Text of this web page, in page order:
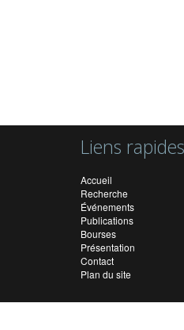
Liens rapides
Accueil
Recherche
Événements
Publications
Bourses
Présentation
Contact
Plan du site